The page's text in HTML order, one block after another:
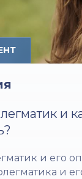
и
и его
и